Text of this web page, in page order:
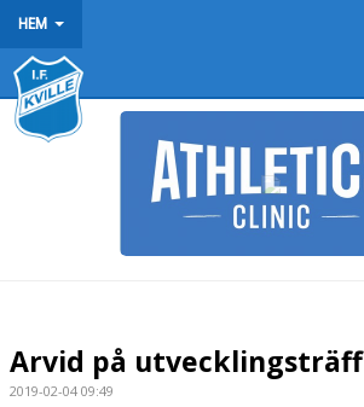
HEM
HEM
ARRANGEMANG
Arvid på utvecklingsträff
2019-02-04 09:49